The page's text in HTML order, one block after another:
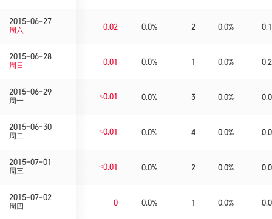
2015-06-27
周六
0.02 0.0% 2 0.0% 0.1
2015-06-28
周日
0.01 0.0% 1 0.0% 0.2
2015-06-29
周一
<0.01 0.0% 3 0.0% 0.0
2015-06-30
周二
<0.01 0.0% 4 0.0% 0.0
2015-07-01
周三
<0.01 0.0% 2 0.0% 0.0
2015-07-02
周四
0 0.0% 1 0.0% 0.0